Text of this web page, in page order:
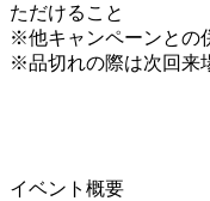
ただけること
※他キャンペーンとの
※品切れの際は次回来
イベント概要